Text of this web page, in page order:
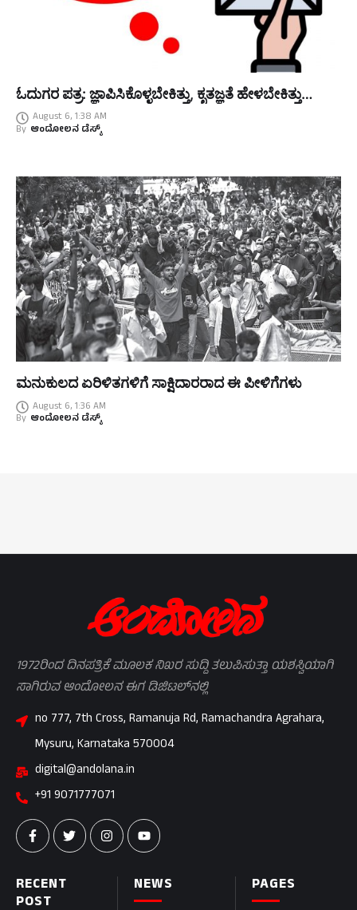
ಓದುಗರ ಪತ್ರ: ಜ್ಞಾಪಿಸಿಕೊಳ್ಳಬೇಕಿತ್ತು, ಕೃತಜ್ಞತೆ ಹೇಳಬೇಕಿತ್ತು…
August 6, 1:38 AM
By ಆಂದೋಲನ ಡೆಸ್ಕ್
ಮನುಕುಲದ ಏರಿಳಿತಗಳಿಗೆ ಸಾಕ್ಷಿದಾರರಾದ ಈ ಪೀಳಿಗೆಗಳು
August 6, 1:36 AM
By ಆಂದೋಲನ ಡೆಸ್ಕ್
PAGES
NEWS
RECENT
POST
1972ರಿಂದ ದಿನಪತ್ರಿಕೆ ಮೂಲಕ ನಿಖರ ಸುದ್ದಿ ತಲುಪಿಸುತ್ತಾ ಯಶಸ್ವಿಯಾಗಿ
ಸಾಗಿರುವ ಆಂದೋಲನ ಈಗ ಡಿಜಿಟಲ್‌ನಲ್ಲಿ
no 777, 7th Cross, Ramanuja Rd, Ramachandra Agrahara,
Mysuru, Karnataka 570004
digital@andolana.in
+91 9071777071